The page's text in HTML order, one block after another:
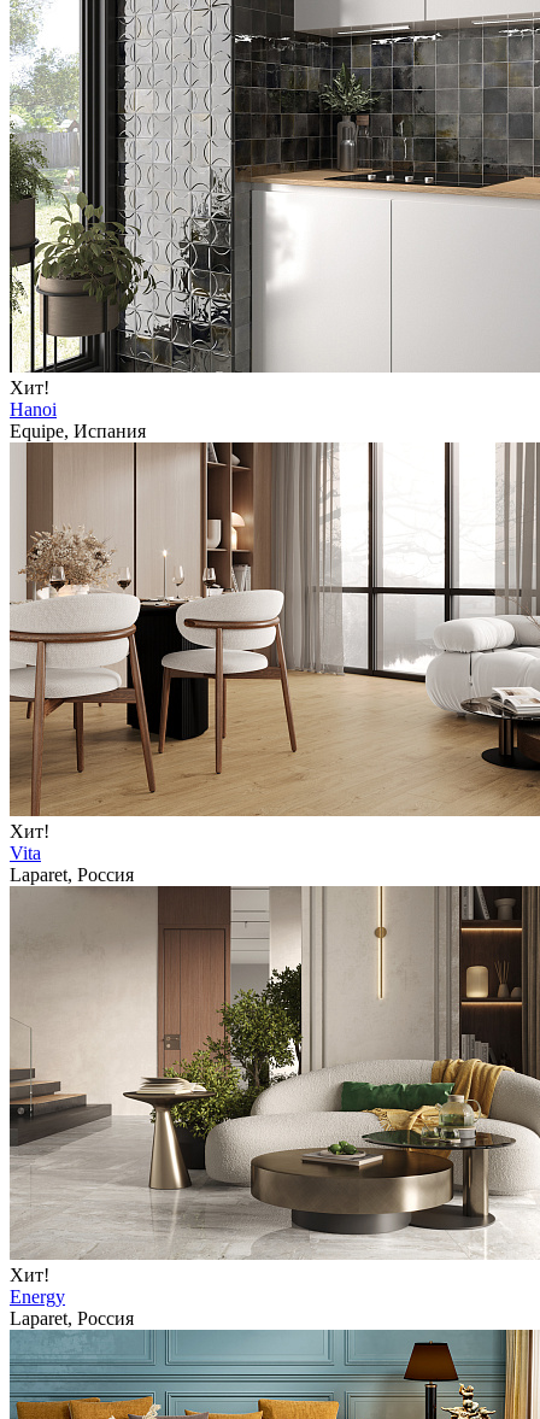
Хит!
Hanoi
Equipe, Испания
Хит!
Vita
Laparet, Россия
Хит!
Energy
Laparet, Россия